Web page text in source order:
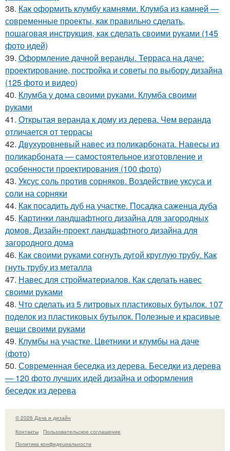
38. Как оформить клумбу камнями. Клумба из камней —
современные проекты, как правильно сделать,
пошаговая инструкция, как сделать своими руками (145
фото идей)
39. Оформление дачной веранды. Терраса на даче:
проектирование, постройка и советы по выбору дизайна
(125 фото и видео)
40. Клумба у дома своими руками. Клумба своими
руками
41. Открытая веранда к дому из дерева. Чем веранда
отличается от террасы
42. Двухуровневый навес из поликарбоната. Навесы из
поликарбоната — самостоятельное изготовление и
особенности проектирования (100 фото)
43. Уксус соль против сорняков. Воздействие уксуса и
соли на сорняки
44. Как посадить дуб на участке. Посадка саженца дуба
45. Картинки ландшафтного дизайна для загородных
домов. Дизайн-проект ландшафтного дизайна для
загородного дома
46. Как своими руками согнуть дугой круглую трубу. Как
гнуть трубу из металла
47. Навес для стройматериалов. Как сделать навес
своими руками
48. Что сделать из 5 литровых пластиковых бутылок. 107
поделок из пластиковых бутылок. Полезные и красивые
вещи своими руками
49. Клумбы на участке. Цветники и клумбы на даче
(фото)
50. Современная беседка из дерева. Беседки из дерева
— 120 фото лучших идей дизайна и оформления
беседок из дерева
© 2026 Дача и дизайн
Контакты
Пользовательское соглашение
Политика конфидециальности